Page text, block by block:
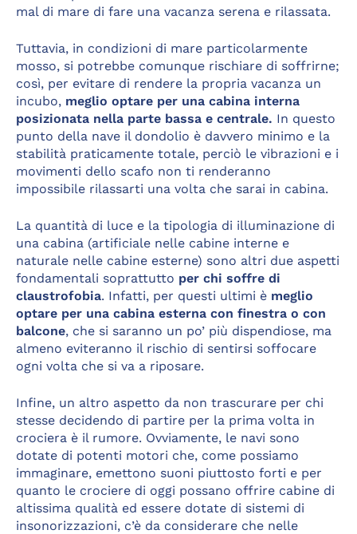
mal di mare di fare una vacanza serena e rilassata.
Tuttavia, in condizioni di mare particolarmente
mosso, si potrebbe comunque rischiare di soffrirne;
così, per evitare di rendere la propria vacanza un
incubo, meglio optare per una cabina interna
posizionata nella parte bassa e centrale. In questo
punto della nave il dondolio è davvero minimo e la
stabilità praticamente totale, perciò le vibrazioni e i
movimenti dello scafo non ti renderanno
impossibile rilassarti una volta che sarai in cabina.
La quantità di luce e la tipologia di illuminazione di
una cabina (artificiale nelle cabine interne e
naturale nelle cabine esterne) sono altri due aspetti
fondamentali soprattutto per chi soffre di
claustrofobia. Infatti, per questi ultimi è meglio
optare per una cabina esterna con finestra o con
balcone, che si saranno un po’ più dispendiose, ma
almeno eviteranno il rischio di sentirsi soffocare
ogni volta che si va a riposare.
Infine, un altro aspetto da non trascurare per chi
stesse decidendo di partire per la prima volta in
crociera è il rumore. Ovviamente, le navi sono
dotate di potenti motori che, come possiamo
immaginare, emettono suoni piuttosto forti e per
quanto le crociere di oggi possano offrire cabine di
altissima qualità ed essere dotate di sistemi di
insonorizzazioni, c’è da considerare che nelle